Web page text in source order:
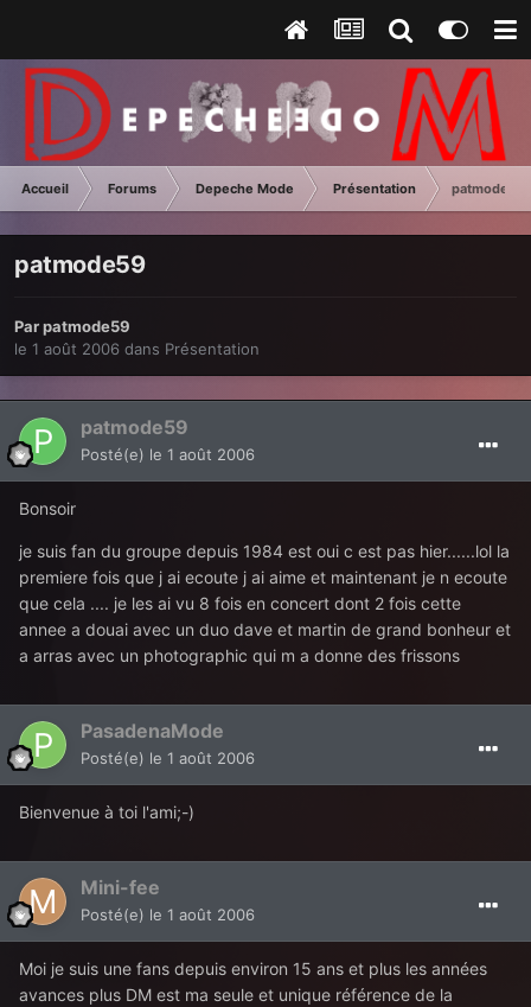
Accueil Forums Depeche Mode Présentation patmode59
patmode59
Parpatmode59
le 1 août 2006 dans Présentation
patmode59
Posté(e) le 1 août 2006
Bonsoir
je suis fan du groupe depuis 1984 est oui c est pas hier......lol la
premiere fois que j ai ecoute j ai aime et maintenant je n ecoute
que cela .... je les ai vu 8 fois en concert dont 2 fois cette
annee a douai avec un duo dave et martin de grand bonheur et
a arras avec un photographic qui m a donne des frissons
PasadenaMode
Posté(e) le 1 août 2006
Bienvenue à toi l'ami;-)
Mini-fee
Posté(e) le 1 août 2006
Moi je suis une fans depuis environ 15 ans et plus les années
avances plus DM est ma seule et unique référence de la